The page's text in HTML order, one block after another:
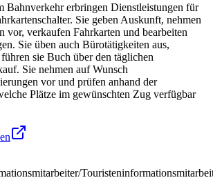
Bahnverkehr erbringen Dienstleistungen für
Sie geben Auskunft, nehmen
vor, verkaufen Fahrkarten und bearbeiten
Sie üben auch Bürotätigkeiten aus,
sie Buch über den täglichen
Sie nehmen auf Wunsch
vor und prüfen anhand der
Plätze im gewünschten Zug verfügbar